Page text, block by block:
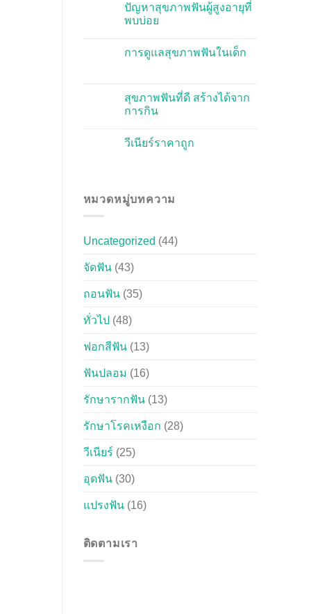
ปัญหาสุขภาพฟันผู้สูงอายุที่
พบบ่อย
การดูแลสุขภาพฟันในเด็ก
สุขภาพฟันที่ดี สร้างได้จาก
การกิน
วีเนียร์ราคาถูก
หมวดหมู่บทความ
Uncategorized (44)
จัดฟัน(43)
ถอนฟัน(35)
ทั่วไป (48)
ฟอกสีฟัน(13)
ฟันปลอม (16)
รักษารากฟัน(13)
รักษาโรคเหงือก (28)
วีเนียร์ (25)
อุดฟัน(30)
แปรงฟัน(16)
ติดตามเรา